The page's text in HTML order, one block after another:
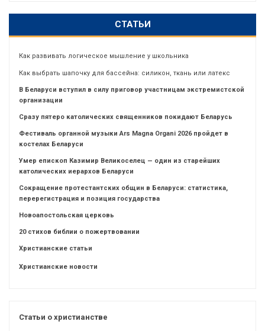
СТАТЬИ
Как развивать логическое мышление у школьника
Как выбрать шапочку для бассейна: силикон, ткань или латекс
В Беларуси вступил в силу приговор участницам экстремистской
организации
Сразу пятеро католических священников покидают Беларусь
Фестиваль органной музыки Ars Magna Organi 2026 пройдет в
костелах Беларуси
Умер епископ Казимир Великоселец — один из старейших
католических иерархов Беларуси
Сокращение протестантских общин в Беларуси: статистика,
перерегистрация и позиция государства
Новоапостольская церковь
20 стихов библии о пожертвовании
Христианские статьи
Христианские новости
Статьи о христианстве